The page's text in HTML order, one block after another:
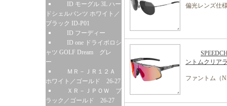
ID モーグル 3L ハー
ドシェルパンツ ホワイト／
ブラック ID-P01
ID フーディー
ID one ドライポロシ
ャツ GOLF Dream グレ
ー
ＭＲ－ＪＲ１２Ａ
ホワイト／ゴールド 26-27
ＸＲ－ＪＰＯＷ ブ
ラック／ゴールド 26-27
偏光レンズ仕
ントムクリア
ファントム（